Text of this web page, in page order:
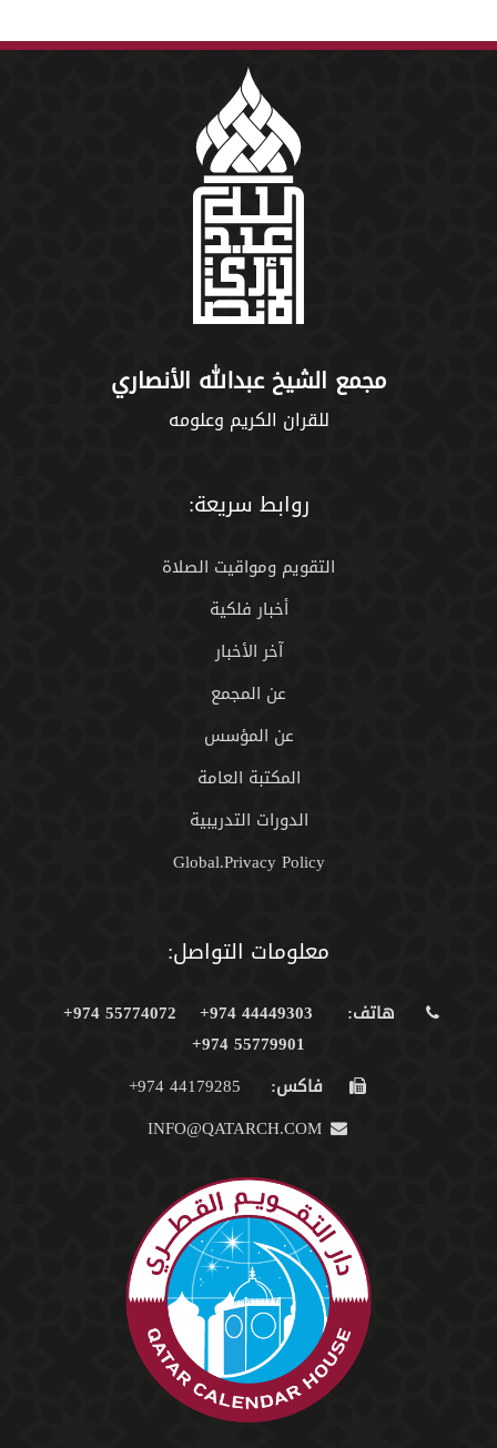
مجمع الشيخ عبدالله الأنصاري
للقران الكريم وعلومه
روابط سريعة:
التقويم ومواقيت الصلاة
أخبار فلكية
آخر الأخبار
عن المجمع
عن المؤسس
المكتبة العامة
الدورات التدريبية
Global.Privacy Policy
معلومات التواصل:
هاتف: 44449303 974+
55774072 974+
55779901 974+
فاكس: